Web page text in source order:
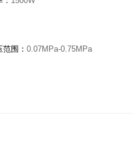
围： 0.07MPa-0.75MPa